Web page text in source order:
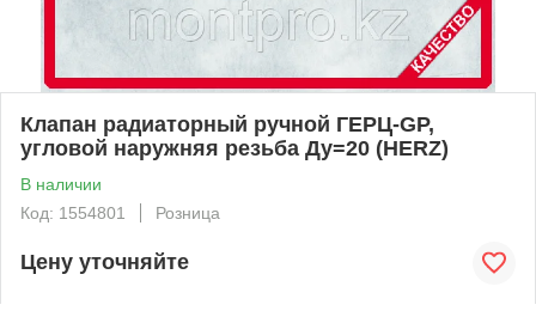
Клапан радиаторный ручной ГЕРЦ-GP,
угловой наружняя резьба Ду=20 (HERZ)
В наличии
Код: 1554801
Розница
Цену уточняйте